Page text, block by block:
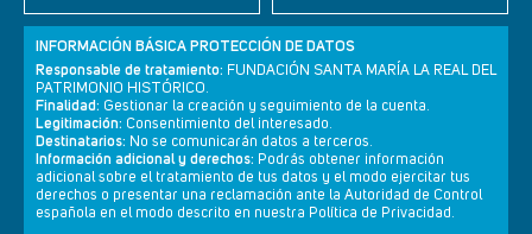
INFORMACIÓN BÁSICA PROTECCIÓN DE DATOS
Responsable de tratamiento: FUNDACIÓN SANTA MARÍA LA REAL DEL
PATRIMONIO HISTÓRICO.
Finalidad: Gestionar la creación y seguimiento de la cuenta.
Legitimación: Consentimiento del interesado.
Destinatarios: No se comunicarán datos a terceros.
Información adicional y derechos: Podrás obtener información
adicional sobre el tratamiento de tus datos y el modo ejercitar tus
derechos o presentar una reclamación ante la Autoridad de Control
española en el modo descrito en nuestra Política de Privacidad.
Newsletter Aviso legal Política de privacidad Política de cookies